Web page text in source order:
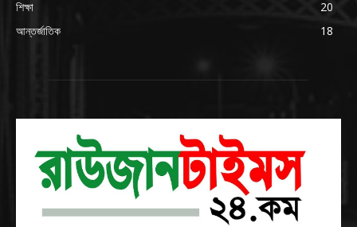
শিক্ষা
20
আন্তর্জাতিক
18